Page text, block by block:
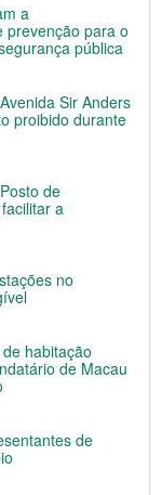
a
prevenção para o
pública
Sir Anders
proibido durante
de
a
no
habitação
de Macau
de